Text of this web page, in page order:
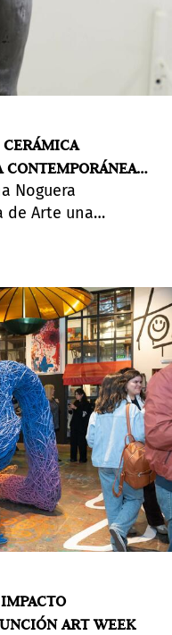
CONTEMPORÁNEA
Noguera
de Arte una
ART WEEK